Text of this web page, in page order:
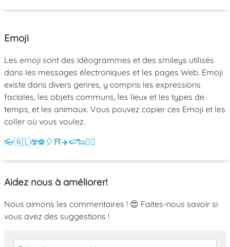
Emoji
Les emoji sont des idéogrammes et des smileys utilisés
dans les messages électroniques et les pages Web. Emoji
existe dans divers genres, y compris les expressions
faciales, les objets communs, les lieux et les types de
temps, et les animaux. Vous pouvez copier ces Emoji et les
coller où vous voulez.
👓🇳🇱☢️⚽ 🎈⛩️✈️🍉🐑💁‍♀️
Aidez nous à améliorer!
Nous aimons les commentaires ! 😍 Faites-nous savoir si
vous avez des suggestions !